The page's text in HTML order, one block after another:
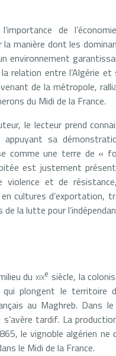
de
la manière dont les
environnement
relation entre l’Algérie
de la métropole,
du Midi de la France.
le lecteur prend
sa
comme une terre de «
est justement
violence et de
cultures d’exportation,
la lutte pour
duxixe siècle, la
plongent le territoire
au Maghreb. Dans
tardif. La
le vignoble algérien ne
le Midi de la France.